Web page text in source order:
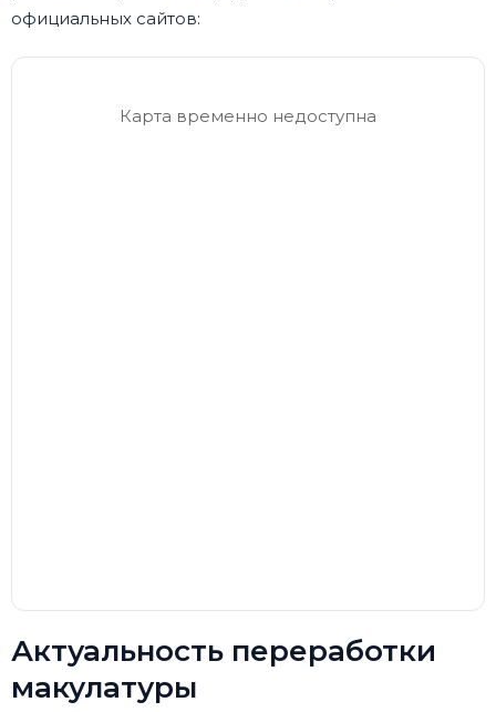
официальных сайтов:
Карта временно недоступна
Актуальность переработки
макулатуры